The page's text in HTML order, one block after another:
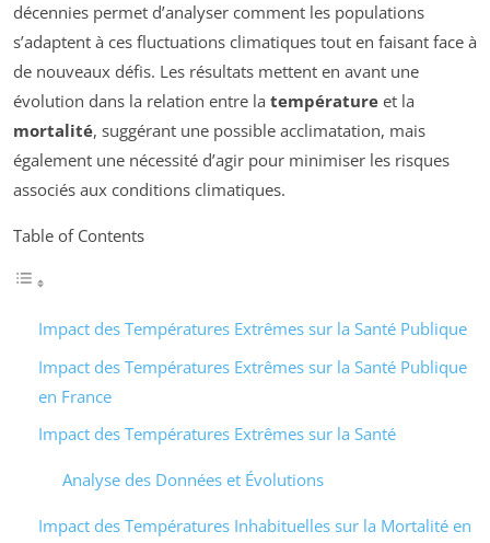
décennies permet d’analyser comment les populations
s’adaptent à ces fluctuations climatiques tout en faisant face à
de nouveaux défis. Les résultats mettent en avant une
évolution dans la relation entre la température et la
mortalité, suggérant une possible acclimatation, mais
également une nécessité d’agir pour minimiser les risques
associés aux conditions climatiques.
Table of Contents
Impact des Températures Extrêmes sur la Santé Publique
Impact des Températures Extrêmes sur la Santé Publique
en France
Impact des Températures Extrêmes sur la Santé
Analyse des Données et Évolutions
Impact des Températures Inhabituelles sur la Mortalité en